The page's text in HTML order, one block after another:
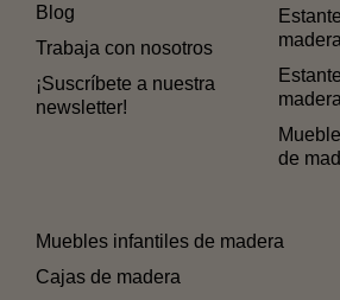
Blog
Trabaja con nosotros
¡Suscríbete a nuestra
newsletter!
madera
madera
de
Muebles infantiles de madera
Cajas de madera